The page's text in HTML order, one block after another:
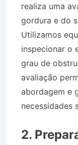
realiza uma
gordura e do
Utilizamos
inspecionar o
grau de
avaliação
abordagem e
necessidades
2.